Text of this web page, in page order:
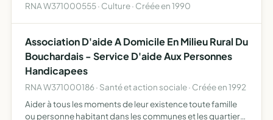
RNA W371000555 · Culture · Créée en 1990
Association D'aide A Domicile En Milieu Rural Du
Bouchardais - Service D'aide Aux Personnes
Handicapees
RNA W371000186 · Santé et action sociale · Créée en 1992
Aider à tous les moments de leur existence toute famille
ou personne habitant dans les communes et les quartiers